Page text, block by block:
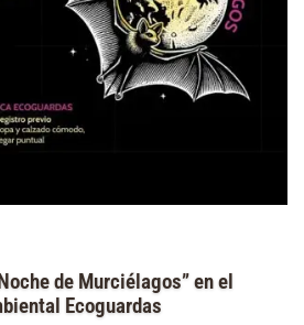
de Murciélagos” en el
Ecoguardas